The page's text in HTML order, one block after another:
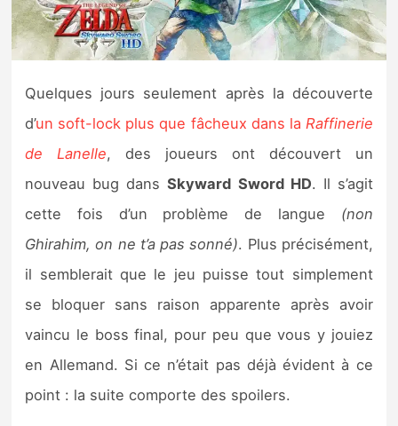
Nintendo Direct
Tests et previews
Tests de jeux
Tests d’accessoires
Autres tests
Previews
Précommandes
Précommandes jeux Switch 2
Quelques jours seulement après la découverte
d’un soft-lock plus que fâcheux dans la Raffinerie
de Lanelle, des joueurs ont découvert un
nouveau bug dansSkyward Sword HD. Il s’agit
cette fois d’un problème de langue (non
Ghirahim, on ne t’a pas sonné). Plus précisément,
il semblerait que le jeu puisse tout simplement
se bloquer sans raison apparente après avoir
vaincu le boss final, pour peu que vous y jouiez
en Allemand. Si ce n’était pas déjà évident à ce
point : la suite comporte des spoilers.